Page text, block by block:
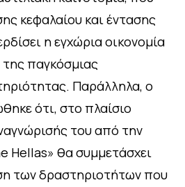
κεφαλαίου και έντασης
η εγχώρια οικονομία
παγκόσμιας
Παράλληλα, ο
ότι, στο πλαίσιο
του από την
Hellas» θα συμμετάσχει
των δραστηριοτήτων που